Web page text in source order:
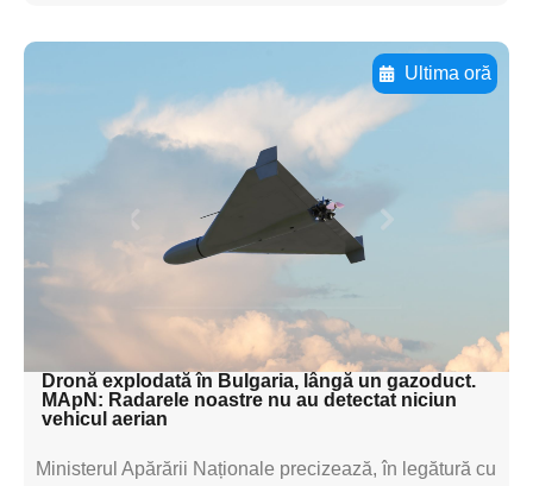
Ultima oră
Adaugă aici textul pentru
subtitluAdaugă aici
textul pentru
subtitluAdaugă aici
textul pentru
subtitluAdaugă aici
textul pentru subti
Dronă explodată în Bulgaria, lângă un gazoduct.
MApN: Radarele noastre nu au detectat niciun
vehicul aerian
Ministerul Apărării Naționale precizează, în legătură cu